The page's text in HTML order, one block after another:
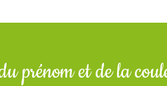
prénom et de la